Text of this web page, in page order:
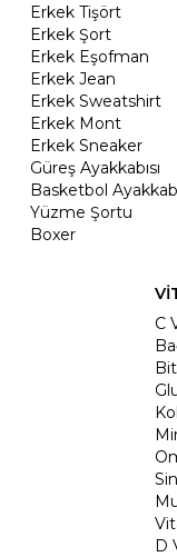
Erkek Tişört
Erkek Şort
Erkek Eşofman
Erkek Jean
Erkek Sweatshirt
Erkek Mont
Erkek Sneaker
Güreş Ayakkabısı
Basketbol
Yüzme Şortu
Boxer
C
D